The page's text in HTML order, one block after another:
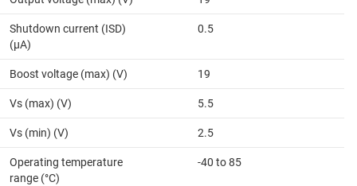
Shutdown current (ISD)
(µA)
0.5
Boost voltage (max) (V) 19
Vs (max) (V) 5.5
Vs (min) (V) 2.5
Operating temperature
range (°C)
-40 to 85